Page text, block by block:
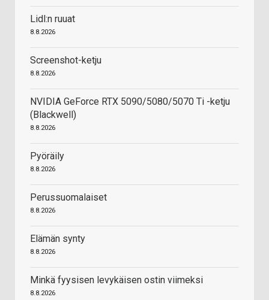
Lidl:n ruuat
8.8.2026
Screenshot-ketju
8.8.2026
NVIDIA GeForce RTX 5090/5080/5070 Ti -ketju
(Blackwell)
8.8.2026
Pyöräily
8.8.2026
Perussuomalaiset
8.8.2026
Elämän synty
8.8.2026
Minkä fyysisen levykäisen ostin viimeksi
8.8.2026